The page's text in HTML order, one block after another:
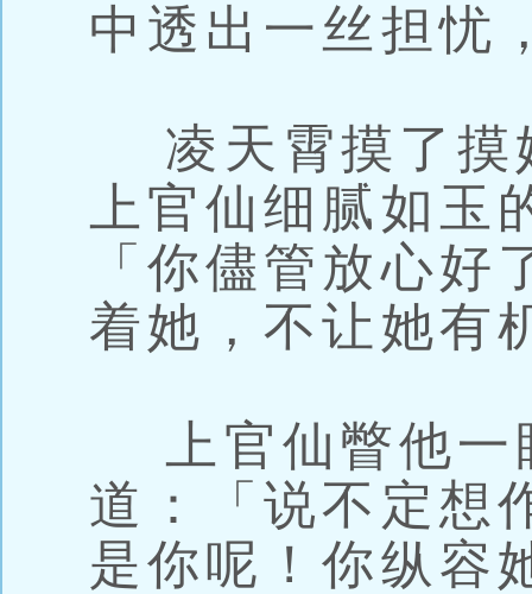
中透出一丝担忧
凌天霄摸了摸
上官仙细腻如玉
「你儘管放心
着她，不让她有
上官仙瞥他一
道：「说不定想
是你呢！你纵容